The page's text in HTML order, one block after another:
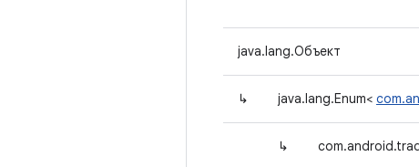
java.lang.Объект
↳ java.lang.Enum<
↳